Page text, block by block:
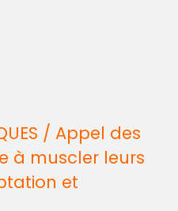
/ Appel des
à muscler leurs
et